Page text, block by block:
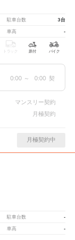
駐車台数 3台
車高 -
トラック 原付 バイク
0:00 ～ 0:00 契
マンスリー契約
月極契約
月極契約中
駐車台数 -
車高 -